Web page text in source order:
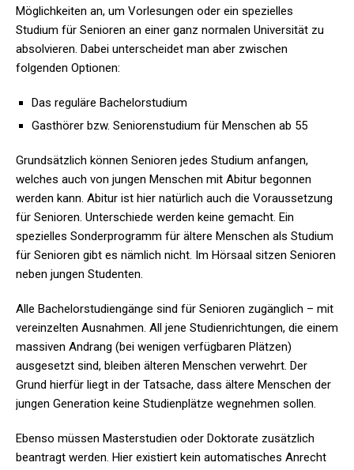
Möglichkeiten an, um Vorlesungen oder ein spezielles
Studium für Senioren an einer ganz normalen Universität zu
absolvieren. Dabei unterscheidet man aber zwischen
folgenden Optionen:
Das reguläre Bachelorstudium
Gasthörer bzw. Seniorenstudium für Menschen ab 55
Grundsätzlich können Senioren jedes Studium anfangen,
welches auch von jungen Menschen mit Abitur begonnen
werden kann. Abitur ist hier natürlich auch die Voraussetzung
für Senioren. Unterschiede werden keine gemacht. Ein
spezielles Sonderprogramm für ältere Menschen als Studium
für Senioren gibt es nämlich nicht. Im Hörsaal sitzen Senioren
neben jungen Studenten.
Alle Bachelorstudiengänge sind für Senioren zugänglich – mit
vereinzelten Ausnahmen. All jene Studienrichtungen, die einem
massiven Andrang (bei wenigen verfügbaren Plätzen)
ausgesetzt sind, bleiben älteren Menschen verwehrt. Der
Grund hierfür liegt in der Tatsache, dass ältere Menschen der
jungen Generation keine Studienplätze wegnehmen sollen.
Ebenso müssen Masterstudien oder Doktorate zusätzlich
beantragt werden. Hier existiert kein automatisches Anrecht